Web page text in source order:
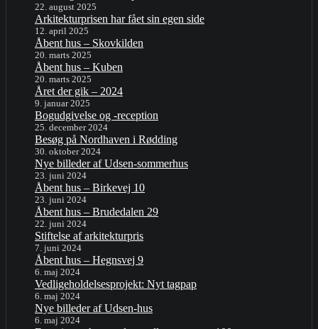
22. august 2025
Arkitekturprisen har fået sin egen side
12. april 2025
Åbent hus – Skovkilden
20. marts 2025
Åbent hus – Kuben
20. marts 2025
Året der gik – 2024
9. januar 2025
Bogudgivelse og -reception
25. december 2024
Besøg på Nordhaven i Rødding
30. oktober 2024
Nye billeder af Udsen-sommerhus
23. juni 2024
Åbent hus – Birkevej 10
23. juni 2024
Åbent hus – Brudedalen 29
22. juni 2024
Stiftelse af arkitekturpris
7. juni 2024
Åbent hus – Hegnsvej 9
6. maj 2024
Vedligeholdelsesprojekt: Nyt tagpap
6. maj 2024
Nye billeder af Udsen-hus
6. maj 2024